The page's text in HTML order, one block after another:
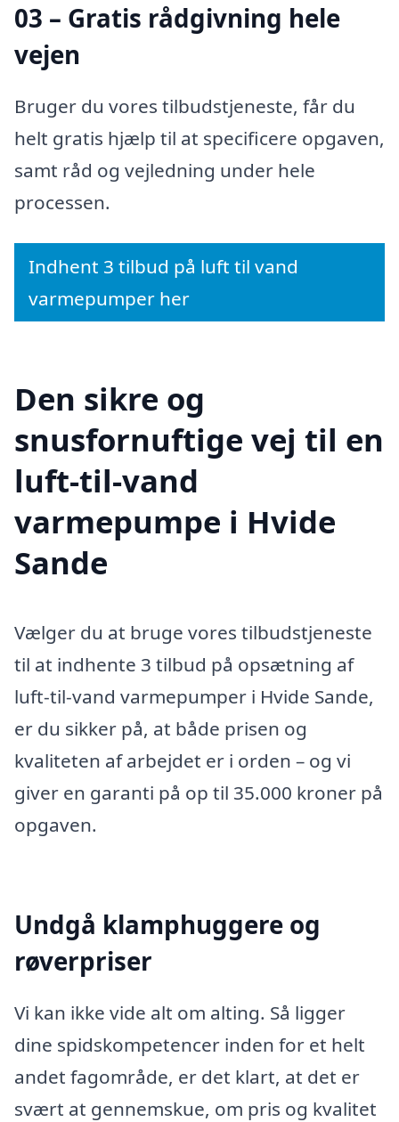
03 – Gratis rådgivning hele
vejen
Bruger du vores tilbudstjeneste, får du
helt gratis hjælp til at specificere opgaven,
samt råd og vejledning under hele
processen.
Indhent 3 tilbud på luft til vand
varmepumper her
Den sikre og
snusfornuftige vej til en
luft-til-vand
varmepumpe i Hvide
Sande
Vælger du at bruge vores tilbudstjeneste
til at indhente 3 tilbud på opsætning af
luft-til-vand varmepumper i Hvide Sande,
er du sikker på, at både prisen og
kvaliteten af arbejdet er i orden – og vi
giver en garanti på op til 35.000 kroner på
opgaven.
Undgå klamphuggere og
røverpriser
Vi kan ikke vide alt om alting. Så ligger
dine spidskompetencer inden for et helt
andet fagområde, er det klart, at det er
svært at gennemskue, om pris og kvalitet